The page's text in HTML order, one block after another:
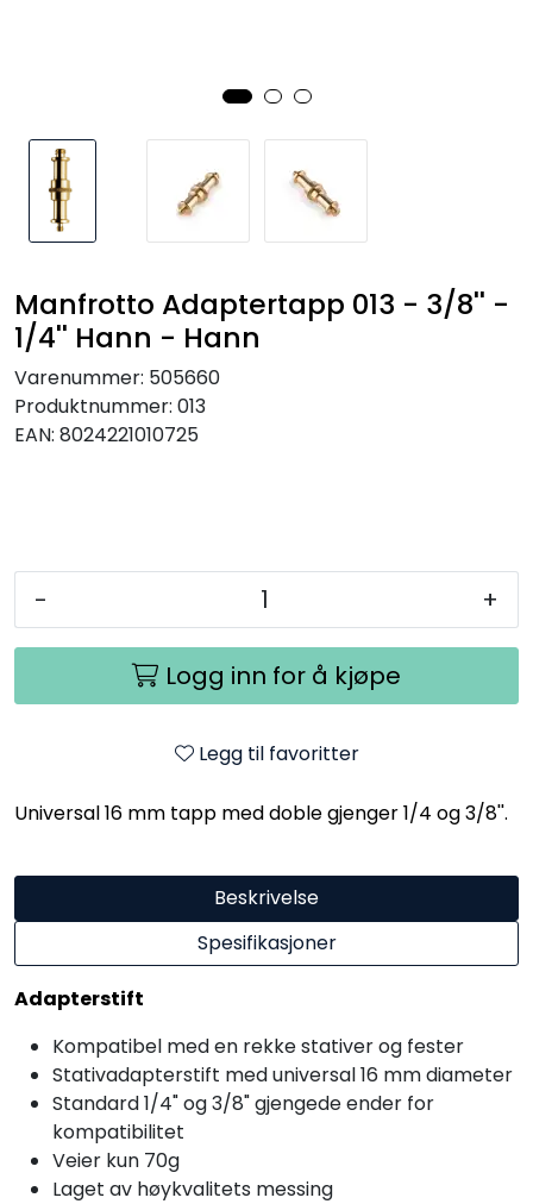
Manfrotto Adaptertapp 013 - 3/8'' -
1/4'' Hann - Hann
Varenummer: 505660
Produktnummer: 013
EAN: 8024221010725
- +
Logg inn for å kjøpe
Legg til favoritter
Universal 16 mm tapp med doble gjenger 1/4 og 3/8''.
Beskrivelse
Spesifikasjoner
Adapterstift
Kompatibel med en rekke stativer og fester
Stativadapterstift med universal 16 mm diameter
Standard 1/4" og 3/8" gjengede ender for
kompatibilitet
Veier kun 70g
Laget av høykvalitets messing